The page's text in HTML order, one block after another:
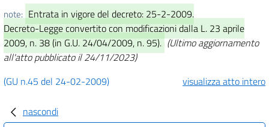
note: Entrata in vigore del decreto: 25-2-2009.
Decreto-Legge convertito con modificazioni dalla L. 23 aprile
2009, n. 38 (in G.U. 24/04/2009, n. 95). (Ultimo aggiornamento
all'atto pubblicato il 24/11/2023)
(GU n.45 del 24-02-2009)
visualizza atto intero
nascondi